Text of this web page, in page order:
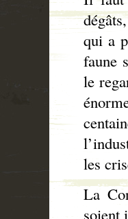
qui a
faune
le
les
La
soient